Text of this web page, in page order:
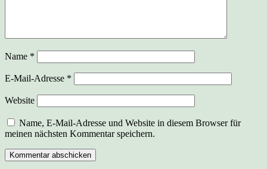
Name *
E-Mail-Adresse *
Website
Name, E-Mail-Adresse und Website in diesem Browser für
meinen nächsten Kommentar speichern.